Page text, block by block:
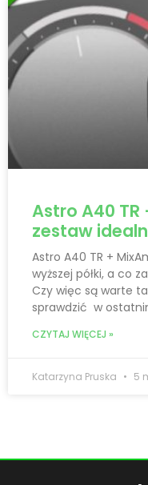
Astro A40 TR
zestaw
Astro A40 TR +
wyższej półki, a co
Czy więc są warte
sprawdzić w
CZYTAJ WIĘCEJ »
Katarzyna Pruska 5